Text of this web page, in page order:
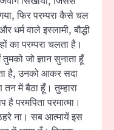
फिर परम्परा कैसे चल
वाले इस्लामी, बौद्धी
का परम्परा चलता है।
जो ज्ञान सुनाता हूँ
है, उनको आकर सदा
में बैठा हूँ। तुम्हारा
परमपिता परमात्मा।
ना। सब आत्मायें इस